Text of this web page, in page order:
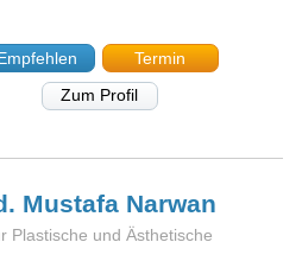
Termin
Zum Profil
Mustafa Narwan
Plastische und Ästhetische